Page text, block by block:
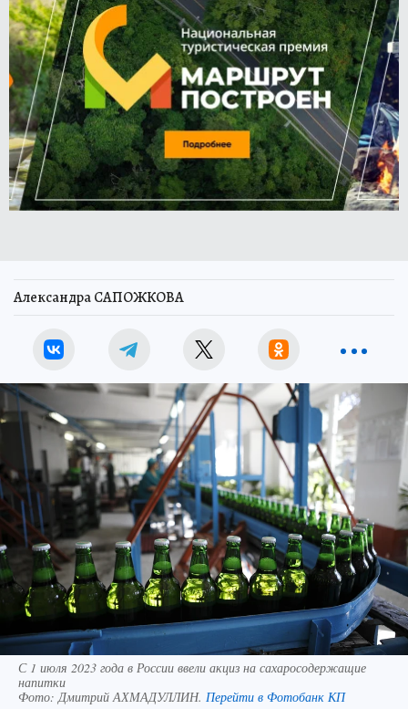
Александра САПОЖКОВА
С 1 июля 2023 года в России ввели акциз на сахаросодержащие
напитки
Фото: Дмитрий АХМАДУЛЛИН. Перейти в Фотобанк КП